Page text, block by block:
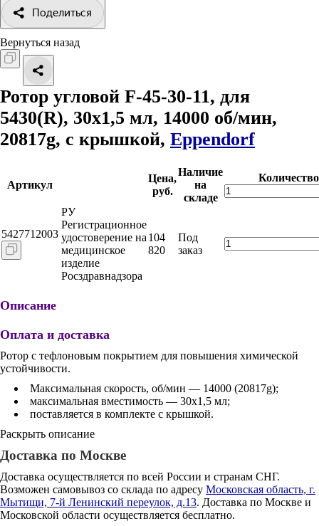
Поделиться
Вернуться назад
Ротор угловой F-45-30-11, для
5430(R), 30х1,5 мл, 14000 об/мин,
20817g, с крышкой, Eppendorf
Артикул
Цена,
руб.
Наличие
на
складе
Количество
5427712003
РУ
Регистрационное
удостоверение на
медицинское
изделие
Росздравнадзора
104
820
Под
заказ
Описание
Оплата и доставка
Ротор с тефлоновым покрытием для повышения химической
устойчивости.
Максимальная скорость, об/мин — 14000 (20817g);
максимальная вместимость — 30х1,5 мл;
поставляется в комплекте с крышкой.
Раскрыть описание
Доставка по Москве
Доставка осуществляется по всей России и странам СНГ.
Возможен самовывоз со склада по адресу Московская область, г.
Мытищи, 7-й Ленинский переулок, д.13. Доставка по Москве и
Московской области осуществляется бесплатно.